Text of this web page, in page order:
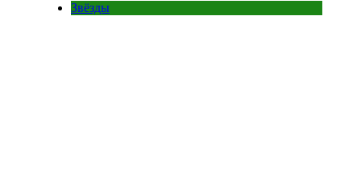
Звёзды